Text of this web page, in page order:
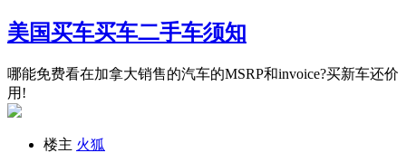
美国买车买车二手车须知
哪能免费看在加拿大销售的汽车的MSRP和invoice?买新车还价
用!
楼主 火狐